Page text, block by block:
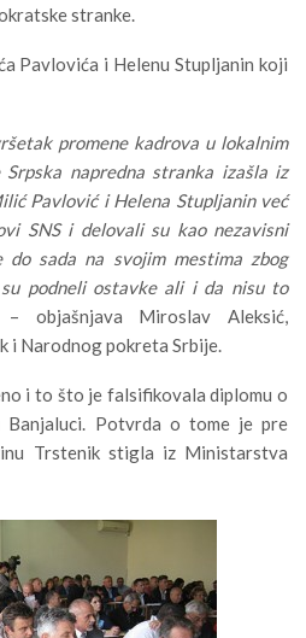
stranke.
Pavlovića i Helenu Stupljanin koji
promene kadrova u lokalnim
napredna stranka izašla iz
Pavlović i Helena Stupljanin već
SNS i delovali su kao nezavisni
sada na svojim mestima zbog
podneli ostavke ali i da nisu to
objašnjava Miroslav Aleksić,
i Narodnog pokreta Srbije.
i to što je falsifikovala diplomu o
Banjaluci. Potvrda o tome je pre
Trstenik stigla iz Ministarstva